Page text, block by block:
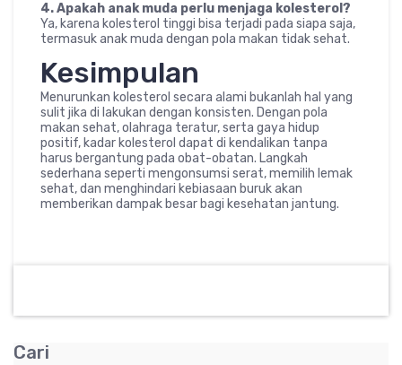
4. Apakah anak muda perlu menjaga kolesterol?
Ya, karena kolesterol tinggi bisa terjadi pada siapa saja,
termasuk anak muda dengan pola makan tidak sehat.
Kesimpulan
Menurunkan kolesterol secara alami bukanlah hal yang
sulit jika di lakukan dengan konsisten. Dengan pola
makan sehat, olahraga teratur, serta gaya hidup
positif, kadar kolesterol dapat di kendalikan tanpa
harus bergantung pada obat-obatan. Langkah
sederhana seperti mengonsumsi serat, memilih lemak
sehat, dan menghindari kebiasaan buruk akan
memberikan dampak besar bagi kesehatan jantung.
Cari